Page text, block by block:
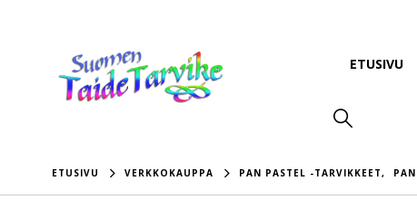
ETUSIVU
ETUSIVU VERKKOKAUPPA PAN PASTEL -TARVIKKEET,